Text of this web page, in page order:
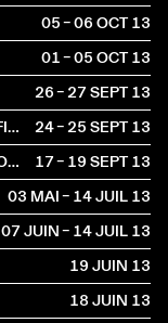
05 – 06 OCT2013
01 – 05 OCT2013
26 – 27 SEPT2013
CARTE BLANCHE AU 66E FESTIVAL DEL FILM LOCARNO AU NOUVEAU LATINA
24 – 25 SEPT2013
HÉLÈNE CATTIN & ANNA HOHLER À LA FONDATION SUISSE
17 – 19 SEPT2013
03 MAI – 14 JUIL2013
07 JUIN – 14 JUIL2013
19 JUIN2013
18 JUIN2013